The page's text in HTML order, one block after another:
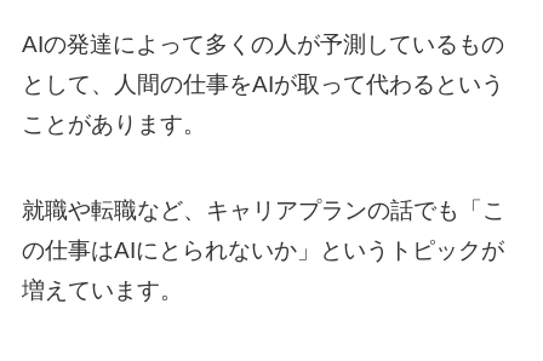
AIの発達によって多くの人が予測しているもの
として、人間の仕事をAIが取って代わるという
ことがあります。
就職や転職など、キャリアプランの話でも「こ
の仕事はAIにとられないか」というトピックが
増えています。